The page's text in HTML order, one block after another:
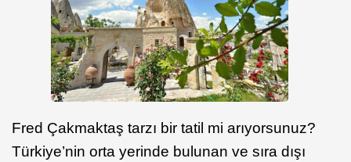
Fred Çakmaktaş tarzı bir tatil mi arıyorsunuz?
Türkiye’nin orta yerinde bulunan ve sıra dışı